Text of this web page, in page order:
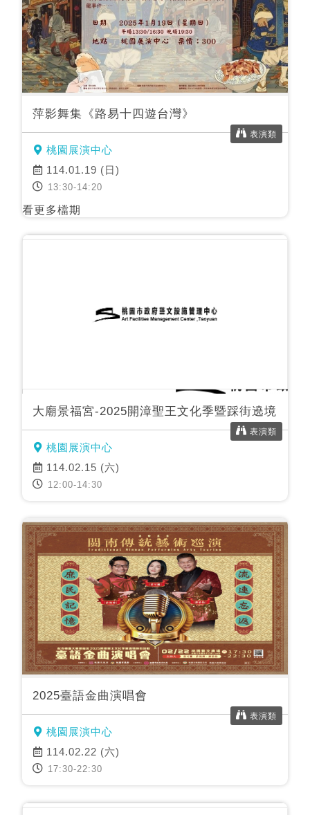
萍影舞集《路易十四遊台灣》
桃園展演中心
表演類
114.01.19 (日)
13:30-14:20
看更多檔期
大廟景福宮-2025開漳聖王文化季暨踩街遶境
桃園展演中心
表演類
114.02.15 (六)
12:00-14:30
2025臺語金曲演唱會
桃園展演中心
表演類
114.02.22 (六)
17:30-22:30